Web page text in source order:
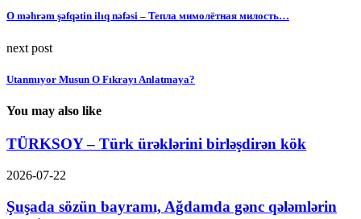
O məhrəm şəfqətin ilıq nəfəsi – Тепла мимолётная милость…
next post
Utanmıyor Musun O Fıkrayı Anlatmaya?
You may also like
TÜRKSOY – Türk ürəklərini birləşdirən kök
2026-07-22
Şuşada sözün bayramı, Ağdamda gənc qələmlərin